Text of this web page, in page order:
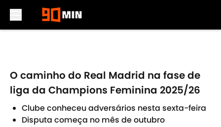
O caminho do Real Madrid na fase de
liga da Champions Feminina 2025/26
Clube conheceu adversários nesta sexta-feira
Disputa começa no mês de outubro